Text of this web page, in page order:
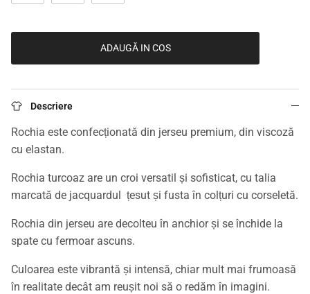
ADAUGĂ IN COS
Descriere
Rochia este confecționată din jerseu premium, din viscoză
cu elastan.
Rochia turcoaz are un croi versatil și sofisticat, cu talia
marcată de jacquardul țesut și fusta în colțuri cu corseletă.
Rochia din jerseu are decolteu în anchior și se închide la
spate cu fermoar ascuns.
Culoarea este vibrantă și intensă, chiar mult mai frumoasă
în realitate decât am reușit noi să o redăm în imagini.